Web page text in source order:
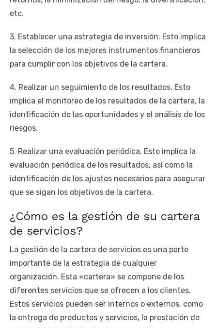
etc.
3. Establecer una estrategia de inversión. Esto implica
la selección de los mejores instrumentos financieros
para cumplir con los objetivos de la cartera.
4. Realizar un seguimiento de los resultados. Esto
implica el monitoreo de los resultados de la cartera, la
identificación de las oportunidades y el análisis de los
riesgos.
5. Realizar una evaluación periódica. Esto implica la
evaluación periódica de los resultados, así como la
identificación de los ajustes necesarios para asegurar
que se sigan los objetivos de la cartera.
¿Cómo es la gestión de su cartera
de servicios?
La gestión de la cartera de servicios es una parte
importante de la estrategia de cualquier
organización. Esta «cartera» se compone de los
diferentes servicios que se ofrecen a los clientes.
Estos servicios pueden ser internos o externos, como
la entrega de productos y servicios, la prestación de